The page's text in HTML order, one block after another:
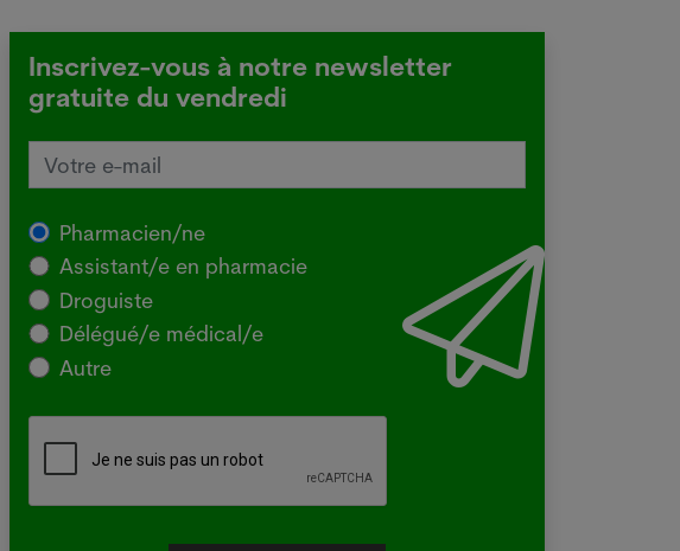
L'Australie confirme une transmission
locale de la grippe aviaire
SYDNEY - La ministre australienne de
l'Agriculture a confirmé mercredi que la
souche H5 de la grippe aviaire, identifiée
pour la première fois dans le pays en juin
chez un oiseau migrateur,...
Lire plus
Inscrivez-vous à notre newsletter
gratuite du vendredi
Pharmacien/ne
Assistant/e en pharmacie
Droguiste
Délégué/e médical/e
Autre